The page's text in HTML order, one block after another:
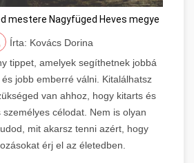
mestere Nagyfüged Heves megye
Írta: Kovács Dorina
tippet, amelyek segíthetnek jobbá
jobb emberré válni. Kitalálhatsz
van ahhoz, hogy kitarts és
célodat. Nem is olyan
mit akarsz tenni azért, hogy
érj el az életedben.